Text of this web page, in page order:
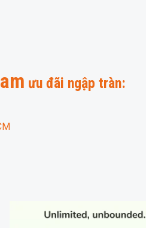
ưu đãi ngập tràn: